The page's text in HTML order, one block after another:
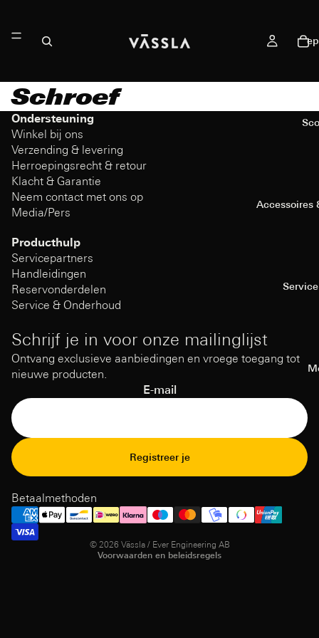
Accessoires
Schroef
Ondersteuning
Winkel bij ons
Verzending & levering
Herroepingsrecht & retour
Klacht & Garantie
Neem contact met ons op
Media/Pers
Producthulp
Servicepartners
Handleidingen
Reservonderdelen
Service & Onderhoud
Schrijf je in voor onze mailinglijst
Ontvang exclusieve aanbiedingen en vroege toegang tot
nieuwe producten.
E-mail
Registreer je
Betaalmethoden
© 2026 Vässla / Ever Engineering AB
Voorwaarden en beleidsregels
Verzendbeleid